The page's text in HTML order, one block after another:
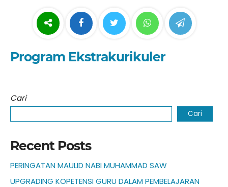
Program Ekstrakurikuler
Cari
Cari
Recent Posts
PERINGATAN MAULID NABI MUHAMMAD SAW
UPGRADING KOPETENSI GURU DALAM PEMBELAJARAN